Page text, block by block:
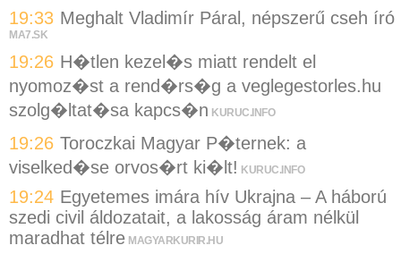
19:33 Meghalt Vladimír Páral, népszerű cseh író
MA7.SK
19:26 H�tlen kezel�s miatt rendelt el
nyomoz�st a rend�rs�g a veglegestorles.hu
szolg�ltat�sa kapcs�n KURUC.INFO
19:26 Toroczkai Magyar P�ternek: a
viselked�se orvos�rt ki�lt! KURUC.INFO
19:24 Egyetemes imára hív Ukrajna – A háború
szedi civil áldozatait, a lakosság áram nélkül
maradhat télre MAGYARKURIR.HU